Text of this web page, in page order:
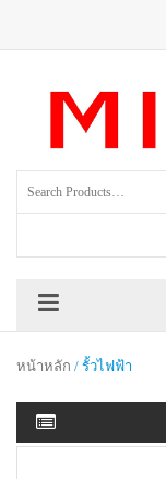
หน้าหลัก / รั้วไฟฟ้า